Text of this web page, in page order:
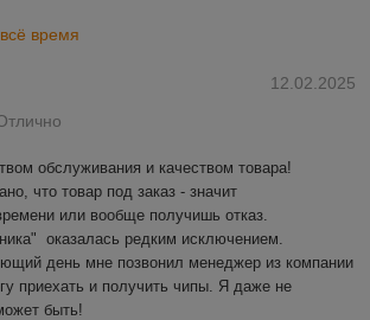
время
12.02.2025
обслуживания и качеством товара!
что товар под заказ - значит
день мне позвонил менеджер из компании
приехать и получить чипы. Я даже не
быть!